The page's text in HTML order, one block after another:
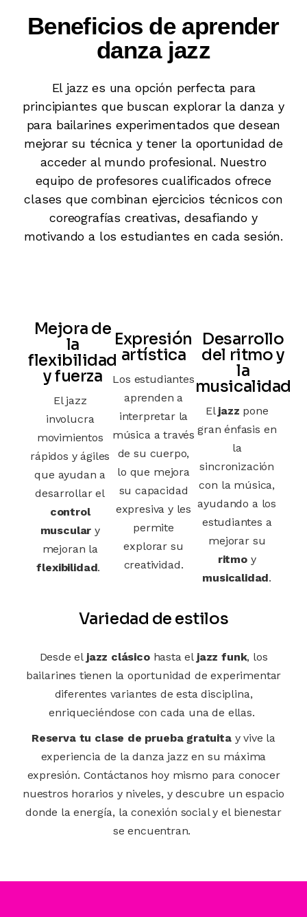
Beneficios de aprender
danza jazz
El jazz es una opción perfecta para
principiantes que buscan explorar la danza y
para bailarines experimentados que desean
mejorar su técnica y tener la oportunidad de
acceder al mundo profesional. Nuestro
equipo de profesores cualificados ofrece
clases que combinan ejercicios técnicos con
coreografías creativas, desafiando y
motivando a los estudiantes en cada sesión.
Mejora de
la
flexibilidad
y fuerza
El jazz
involucra
movimientos
rápidos y ágiles
que ayudan a
desarrollar el
control
muscular y
mejoran la
flexibilidad.
Expresión
artística
Los estudiantes
aprenden a
interpretar la
música a través
de su cuerpo,
lo que mejora
sucapacidad
expresiva y les
permite
explorar su
creatividad.
Desarrollo
del ritmo y
la
musicalidad
El jazz pone
gran énfasis en
la
sincronización
con la música,
ayudando a los
estudiantes a
mejorar su
ritmoy
musicalidad.
Variedad de estilos
Desde el jazz clásicohasta el jazz funk, los
bailarines tienen la oportunidad de experimentar
diferentes variantes de esta disciplina,
enriqueciéndose con cada una de ellas.
Reserva tu clase de prueba gratuitay vive la
experiencia de la danza jazz en su máxima
expresión. Contáctanos hoy mismo para conocer
nuestros horarios y niveles, y descubre un espacio
donde la energía, la conexión social y el bienestar
se encuentran.